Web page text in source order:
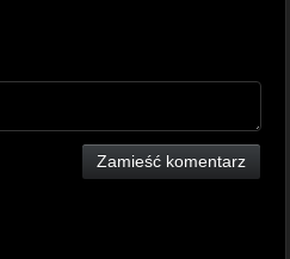
Zamieść komentarz